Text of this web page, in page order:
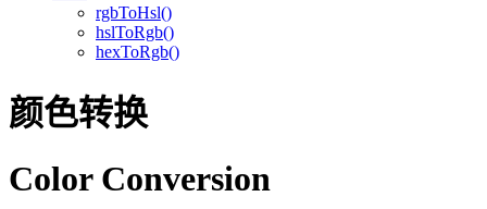
rgbToHsl()
hslToRgb()
hexToRgb()
颜色转换
Color Conversion